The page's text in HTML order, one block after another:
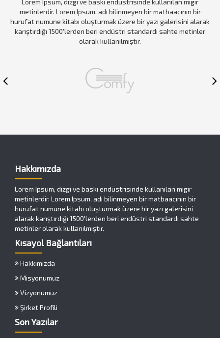
MARKALARIMIZ
Lorem Ipsum, dizgi ve baskı endüstrisinde kullanılan mıgır
karıştırdığı 1500'lerden beri endüstri standardı sahte metinler
olarak kullanılmıştır.
Hakkımızda
Lorem Ipsum, dizgi ve baskı endüstrisinde kullanılan mıgır
metinlerdir. Lorem Ipsum, adı bilinmeyen bir matbaacının bir
hurufat numune kitabı oluşturmak üzere bir yazı galerisini
alarak karıştırdığı 1500'lerden beri endüstri standardı sahte
Hakkımızda
Misyonumuz